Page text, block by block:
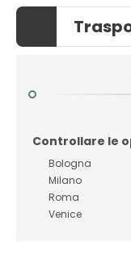
Controllare le
Bologna
Milano
Roma
Venice